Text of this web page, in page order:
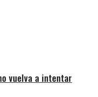
vuelva a intentar